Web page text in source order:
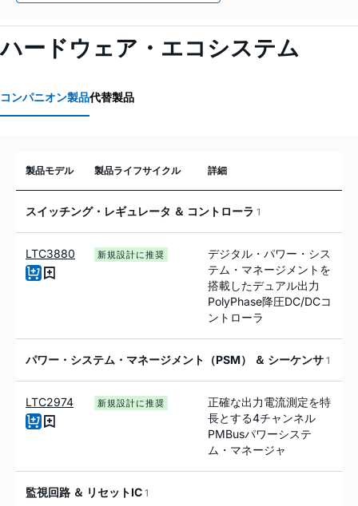
ハードウェア・エコシステム
コンパニオン製品代替製品
製品モデル 製品ライフサイクル 詳細
スイッチング・レギュレータ ＆ コントローラ 1
LTC3880 新規設計に推奨
デジタル・パワー・シス
テム・マネージメントを
搭載したデュアル出力
PolyPhase降圧DC/DCコ
ントローラ
パワー・システム・マネージメント（PSM） ＆ シーケンサ 1
LTC2974 新規設計に推奨
正確な出力電流測定を特
長とする4チャンネル
PMBusパワーシステ
ム・マネージャ
監視回路 ＆ リセットIC 1